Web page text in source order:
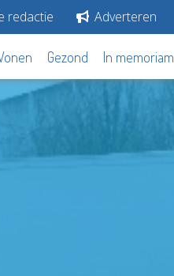
redactie Adverteren
Gezond In memoriam